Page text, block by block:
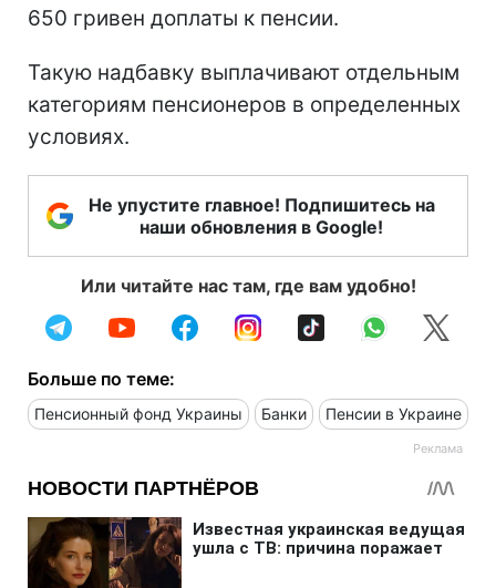
650 гривен доплаты к пенсии.
Такую надбавку выплачивают отдельным
категориям пенсионеров в определенных
условиях.
Не упустите главное! Подпишитесь на
наши обновления в Google!
Или читайте нас там, где вам удобно!
Больше по теме:
Пенсионный фонд Украины Банки Пенсии в Украине